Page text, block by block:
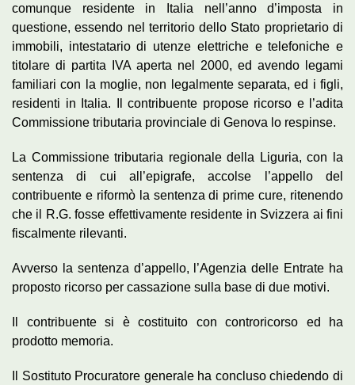
comunque residente in Italia nell’anno d’imposta in
questione, essendo nel territorio dello Stato proprietario di
immobili, intestatario di utenze elettriche e telefoniche e
titolare di partita IVA aperta nel 2000, ed avendo legami
familiari con la moglie, non legalmente separata, ed i figli,
residenti in Italia. Il contribuente propose ricorso e l’adita
Commissione tributaria provinciale di Genova lo respinse.
La Commissione tributaria regionale della Liguria, con la
sentenza di cui all’epigrafe, accolse l’appello del
contribuente e riformò la sentenza di prime cure, ritenendo
che il R.G. fosse effettivamente residente in Svizzera ai fini
fiscalmente rilevanti.
Avverso la sentenza d’appello, l’Agenzia delle Entrate ha
proposto ricorso per cassazione sulla base di due motivi.
Il contribuente si è costituito con controricorso ed ha
prodotto memoria.
Il Sostituto Procuratore generale ha concluso chiedendo di